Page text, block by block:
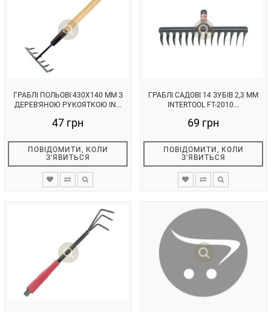
ГРАБЛІ ПОЛЬОВІ 430X140 ММ З
ДЕРЕВ'ЯНОЮ РУКОЯТКОЮ IN...
47 грн
ПОВІДОМИТИ, КОЛИ
З'ЯВИТЬСЯ
ГРАБЛІ САДОВІ 14 ЗУБІВ 2,3 ММ
INTERTOOL FT-2010...
69 грн
ПОВІДОМИТИ, КОЛИ
З'ЯВИТЬСЯ